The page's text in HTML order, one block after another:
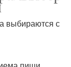
выбираются с